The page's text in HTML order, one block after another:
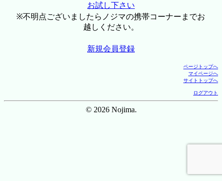
お試し下さい
※不明点ございましたらノジマの携帯コーナーまでお
越しください。
新規会員登録
ページトップへ
マイページへ
サイトトップへ
ログアウト
© 2026 Nojima.